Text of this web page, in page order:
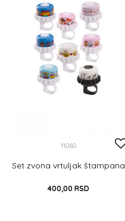
11060
Set zvona vrtuljak štampana
400,00 RSD